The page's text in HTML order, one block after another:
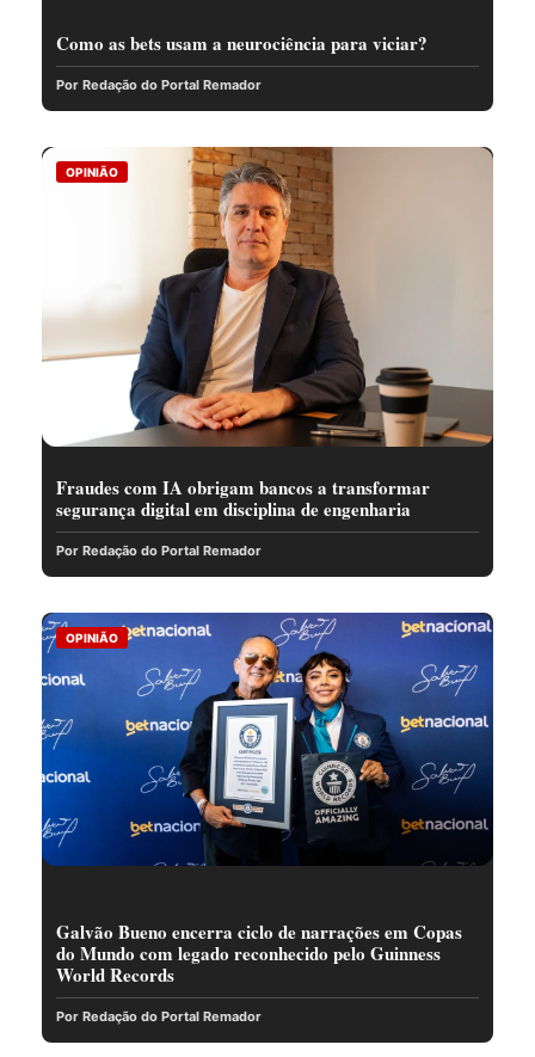
Como as bets usam a neurociência para viciar?
Por Redação do Portal Remador
OPINIÃO
Fraudes com IA obrigam bancos a transformar
segurança digital em disciplina de engenharia
Por Redação do Portal Remador
OPINIÃO
Galvão Bueno encerra ciclo de narrações em Copas
do Mundo com legado reconhecido pelo Guinness
World Records
Por Redação do Portal Remador